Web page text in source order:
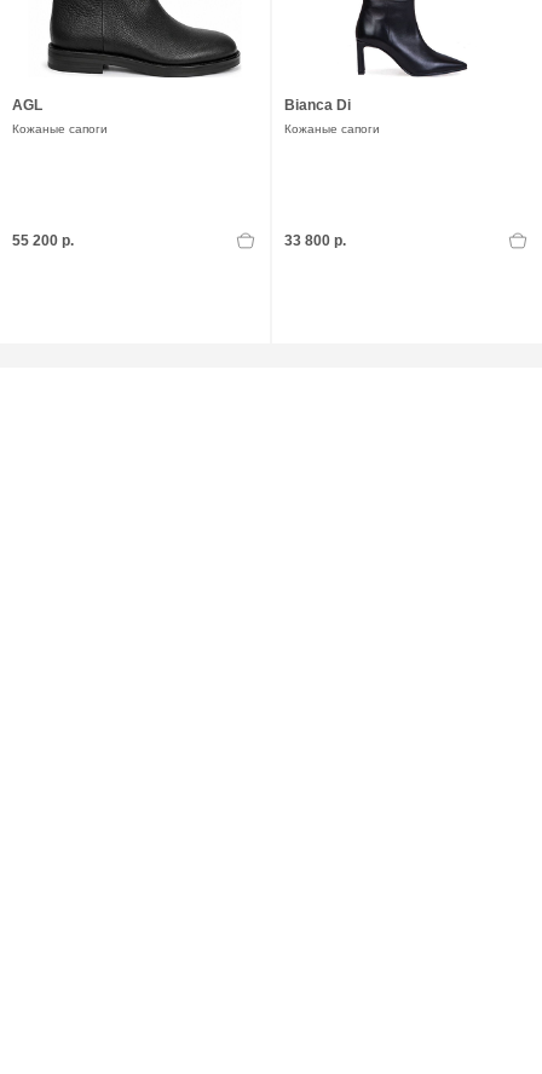
AGL
Кожаные сапоги
55 200 р.
Bianca Di
Кожаные сапоги
33 800 р.